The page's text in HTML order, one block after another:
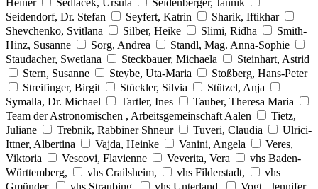
Heiner
Sedlacek, Ursula
Seidenberger, Jannik
Seidendorf, Dr. Stefan
Seyfert, Katrin
Sharik, Iftikhar
Shevchenko, Svitlana
Silber, Heike Slimi, Ridha
Smith-
Hinz, Susanne
Sorg, Andrea
Standl, Mag. Anna-Sophie
Staudacher, Swetlana
Steckbauer, Michaela
Steinhart, Astrid
Stern, Susanne
Steybe, Uta-Maria
Stoßberg, Hans-Peter
Streifinger, Birgit
Stückler, Silvia
Stützel, Anja
Symalla, Dr. Michael
Tartler, Ines
Tauber, Theresa Maria
Team der Astronomischen , Arbeitsgemeinschaft Aalen
Tietz,
Juliane
Trebnik, Rabbiner Shneur Tuveri, Claudia
Ulrici-
Ittner, Albertina
Vajda, Heinke Vanini, Angela
Veres,
Viktoria
Vescovi, Flavienne Veverita, Vera
vhs Baden-
Württemberg,
vhs Crailsheim, vhs Filderstadt,
vhs
Gmünder,
vhs Straubing, vhs Unterland,
Vogt , Jennifer